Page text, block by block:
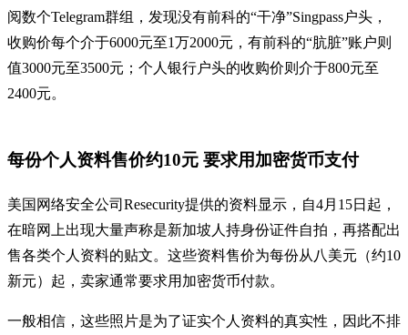
阅数个Telegram群组，发现没有前科的“干净”Singpass户头，
收购价每个介于6000元至1万2000元，有前科的“肮脏”账户则
值3000元至3500元；个人银行户头的收购价则介于800元至
2400元。
每份个人资料售价约10元 要求用加密货币支付
美国网络安全公司Resecurity提供的资料显示，自4月15日起，
在暗网上出现大量声称是新加坡人持身份证件自拍，再搭配出
售各类个人资料的贴文。这些资料售价为每份从八美元（约10
新元）起，卖家通常要求用加密货币付款。
一般相信，这些照片是为了证实个人资料的真实性，因此不排